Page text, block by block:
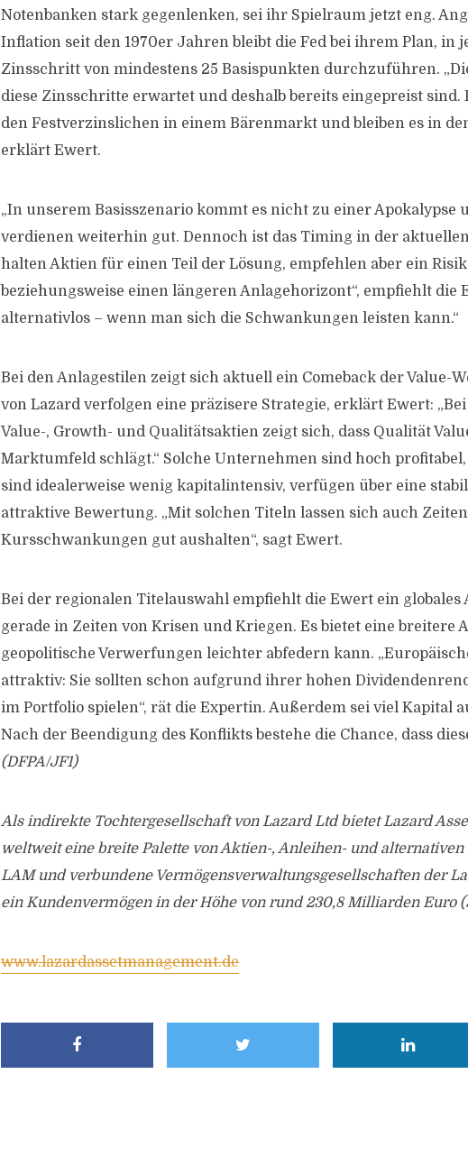
Notenbanken stark gegenlenken, sei ihr Spielraum jetzt eng.
Inflation seit den 1970er Jahren bleibt die Fed bei ihrem Plan, in
Zinsschritt von mindestens 25 Basispunkten durchzuführen.
diese Zinsschritte erwartet und deshalb bereits eingepreist sind.
den Festverzinslichen in einem Bärenmarkt und bleiben es in
erklärt Ewert.
„In unserem Basisszenario kommt es nicht zu einer Apokalypse
verdienen weiterhin gut. Dennoch ist das Timing in der
halten Aktien für einen Teil der Lösung, empfehlen aber ein
beziehungsweise einen längeren Anlagehorizont“, empfiehlt die
alternativlos – wenn man sich die Schwankungen leisten kann.“
Bei den Anlagestilen zeigt sich aktuell ein Comeback der Value-
von Lazard verfolgen eine präzisere Strategie, erklärt Ewert:
Value-, Growth- und Qualitätsaktien zeigt sich, dass Qualität
Marktumfeld schlägt.“ Solche Unternehmen sind hoch
sind idealerweise wenig kapitalintensiv, verfügen über eine
attraktive Bewertung. „Mit solchen Titeln lassen sich auch
Kursschwankungen gut aushalten“, sagt Ewert.
Bei der regionalen Titelauswahl empfiehlt die Ewert ein globales
gerade in Zeiten von Krisen und Kriegen. Es bietet eine breitere
geopolitische Verwerfungen leichter abfedern kann.
attraktiv: Sie sollten schon aufgrund ihrer hohen
im Portfolio spielen“, rät die Expertin. Außerdem sei viel Kapital
Nach der Beendigung des Konflikts bestehe die Chance, dass
(DFPA/JF1)
Als indirekte Tochtergesellschaft von Lazard Ltd bietet Lazard
weltweit eine breite Palette von Aktien-, Anleihen- und
LAM und verbundene Vermögensverwaltungsgesellschaften der
ein Kundenvermögen in der Höhe von rund 230,8 Milliarden Euro
www.lazardassetmanagement.de